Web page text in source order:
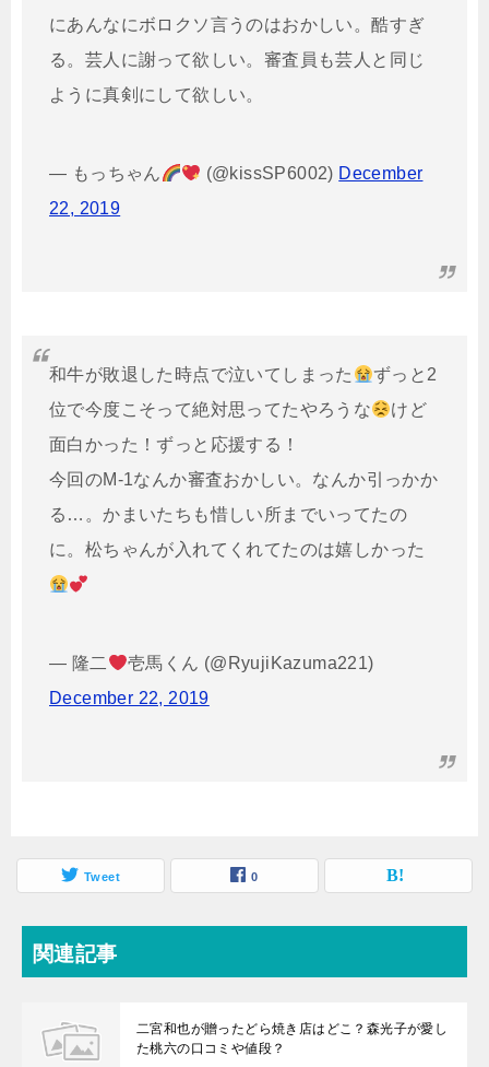
にあんなにボロクソ言うのはおかしい。酷すぎ
る。芸人に謝って欲しい。審査員も芸人と同じ
ように真剣にして欲しい。
— もっちゃん (@kissSP6002) December
22, 2019
和牛が敗退した時点で泣いてしまった
ずっと2
位で今度こそって絶対思ってたやろうな
けど
面白かった！ずっと応援する！
今回のM-1なんか審査おかしい。なんか引っかか
る…。かまいたちも惜しい所までいってたの
に。松ちゃんが入れてくれてたのは嬉しかった
— 隆二
壱馬くん (@RyujiKazuma221)
December 22, 2019
Tweet 0
関連記事
二宮和也が贈ったどら焼き店はどこ？森光子が愛し
た桃六の口コミや値段？